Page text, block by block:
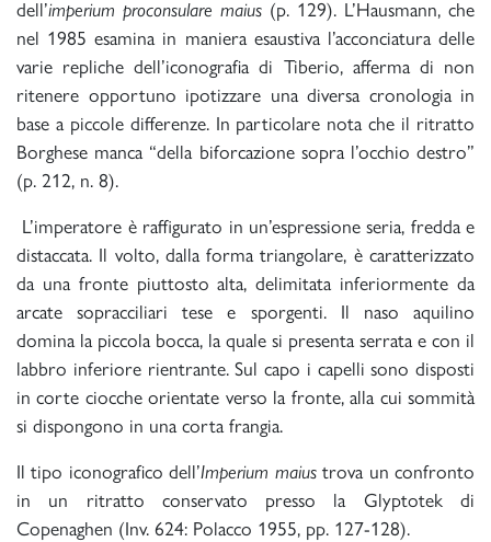
dell’imperium proconsulare maius (p. 129). L’Hausmann, che
nel 1985 esamina in maniera esaustiva l’acconciatura delle
varie repliche dell’iconografia di Tiberio, afferma di non
ritenere opportuno ipotizzare una diversa cronologia in
base a piccole differenze. In particolare nota che il ritratto
Borghese manca “della biforcazione sopra l’occhio destro”
(p. 212, n. 8).
L’imperatore è raffigurato in un’espressione seria, fredda e
distaccata. Il volto, dalla forma triangolare, è caratterizzato
da una fronte piuttosto alta, delimitata inferiormente da
arcate sopracciliari tese e sporgenti. Il naso aquilino
domina la piccola bocca, la quale si presenta serrata e con il
labbro inferiore rientrante. Sul capo i capelli sono disposti
in corte ciocche orientate verso la fronte, alla cui sommità
si dispongono in una corta frangia.
Il tipo iconografico dell’Imperium maiustrova un confronto
in un ritratto conservato presso la Glyptotek di
Copenaghen (Inv. 624: Polacco 1955, pp. 127-128).